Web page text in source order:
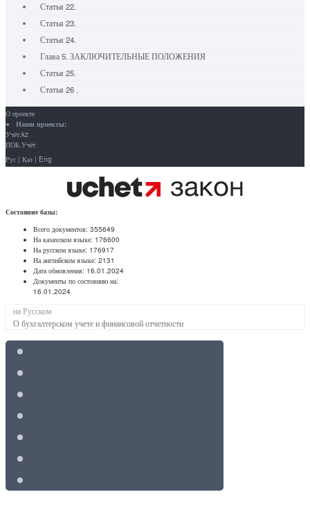
Статья 22.
Статья 23.
Статья 24.
Глава 5. ЗАКЛЮЧИТЕЛЬНЫЕ ПОЛОЖЕНИЯ
Статья 25.
Статья 26 .
О проекте
Наши проекты:
Учёт.kz
ПОБ.Учёт
Рус | Қаз | Eng
Состояние базы:
Всего документов: 355649
На казахском языке: 176600
На русском языке: 176917
На английском языке: 2131
Дата обновления: 16.01.2024
Документы по состоянию на:
16.01.2024
на Русском
О бухгалтерском учете и финансовой отчетности